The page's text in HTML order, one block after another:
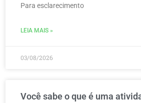
Para esclarecimento
LEIA MAIS »
03/08/2026
Você sabe o que é uma